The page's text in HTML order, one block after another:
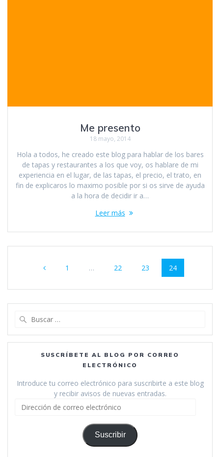
Me presento
18 mayo, 2014
Hola a todos, he creado este blog para hablar de los bares
de tapas y restaurantes a los que voy, os hablare de mi
experiencia en el lugar, de las tapas, el precio, el trato, en
fin de explicaros lo maximo posible por si os sirve de ayuda
a la hora de decidir ir a…
Leer más
entradas
Página
1 … Página
22 Página
23 Página
24
SUSCRÍBETE AL BLOG POR CORREO
ELECTRÓNICO
Introduce tu correo electrónico para suscribirte a este blog
y recibir avisos de nuevas entradas.
Dirección
de
correo
electrónico
Suscribir